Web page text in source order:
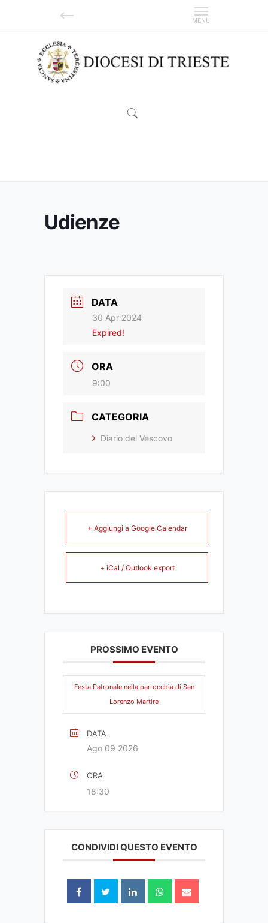
Udienze
DATA
30 Apr 2024
Expired!
ORA
9:00
CATEGORIA
Diario del Vescovo
+ Aggiungi a Google Calendar
+ iCal / Outlook export
PROSSIMO EVENTO
Festa Patronale nella parrocchia di San
Lorenzo Martire
DATA
Ago 09 2026
ORA
18:30
CONDIVIDI QUESTO EVENTO